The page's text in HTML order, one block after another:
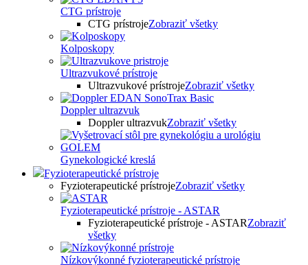
CTG prístroje
CTG prístrojeZobraziť všetky
Kolposkopy
Ultrazvukové prístroje
Ultrazvukové prístrojeZobraziť všetky
Doppler ultrazvuk
Doppler ultrazvukZobraziť všetky
Gynekologické kreslá
Fyzioterapeutické prístroje
Fyzioterapeutické prístrojeZobraziť všetky
Fyzioterapeutické prístroje - ASTAR
Fyzioterapeutické prístroje - ASTARZobraziť
všetky
Nízkovýkonné fyzioterapeutické prístroje